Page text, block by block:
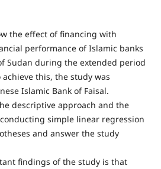
the effect of financing with
performance of Islamic banks
Sudan during the extended period
this, the study was
Islamic Bank of Faisal.
descriptive approach and the
simple linear regression
and answer the study
findings of the study is that